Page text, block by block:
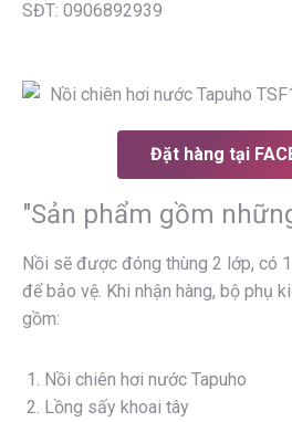
SĐT: 0906892939
Đặt hàng tại
"Sản phẩm gồm
Nồi sẽ được đóng thùng 2 lớp, có
để bảo vệ. Khi nhận hàng, bộ phụ
gồm:
Nồi chiên hơi nước Tapuho
Lồng sấy khoai tây